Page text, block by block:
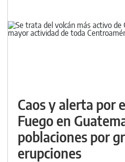
Caos y alerta por
Fuego en
poblaciones por
erupciones